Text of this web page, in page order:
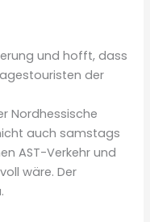
und hofft, dass
der
Nordhessische
auch samstags
AST-Verkehr und
wäre. Der